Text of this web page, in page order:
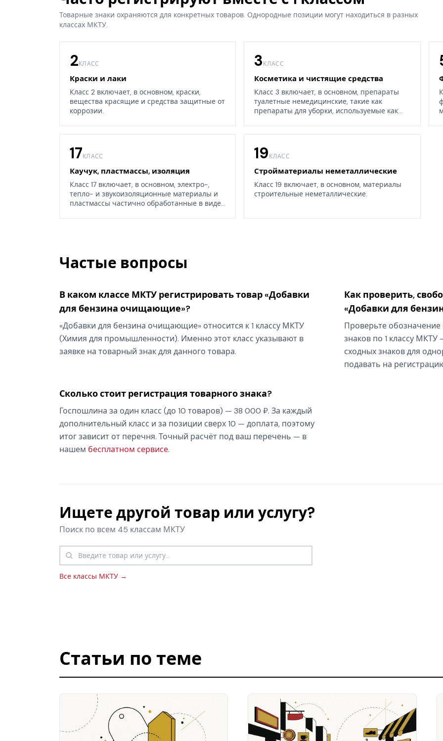
Товарные знаки охраняются для конкретных товаров. Однородные позиции могут находиться в разных
классах МКТУ.
2КЛАСС
Краски и лаки
Класс 2 включает, в основном, краски,
вещества красящие и средства защитные от
коррозии.
3КЛАСС
Косметика и чистящие средства
Класс 3 включает, в основном, препараты
туалетные немедицинские, такие как
препараты для уборки, используемые как
17КЛАСС
Каучук, пластмассы, изоляция
Класс 17 включает, в основном, электро-,
тепло- и звукоизоляционные материалы и
пластмассы частично обработанные в виде
19КЛАСС
Стройматериалы неметаллические
Класс 19 включает, в основном, материалы
строительные неметаллические.
Частые вопросы
В каком классе МКТУ регистрировать товар «Добавки
для бензина очищающие»?
«Добавки для бензина очищающие» относится к 1 классу МКТУ
(Химия для промышленности). Именно этот класс указывают в
заявке на товарный знак для данного товара.
Как проверить,
«Добавки для
Проверьте
знаков по 1 классу МКТУ
сходных знаков для
подавать на
Сколько стоит регистрация товарного знака?
Госпошлина за один класс (до 10 товаров) — 38 000 ₽. За каждый
дополнительный класс и за позиции сверх 10 — доплата, поэтому
итог зависит от перечня. Точный расчёт под ваш перечень — в
нашем бесплатном сервисе.
Ищете другой товар или услугу?
Поиск по всем 45 классам МКТУ
Все классы МКТУ →
Статьи по теме